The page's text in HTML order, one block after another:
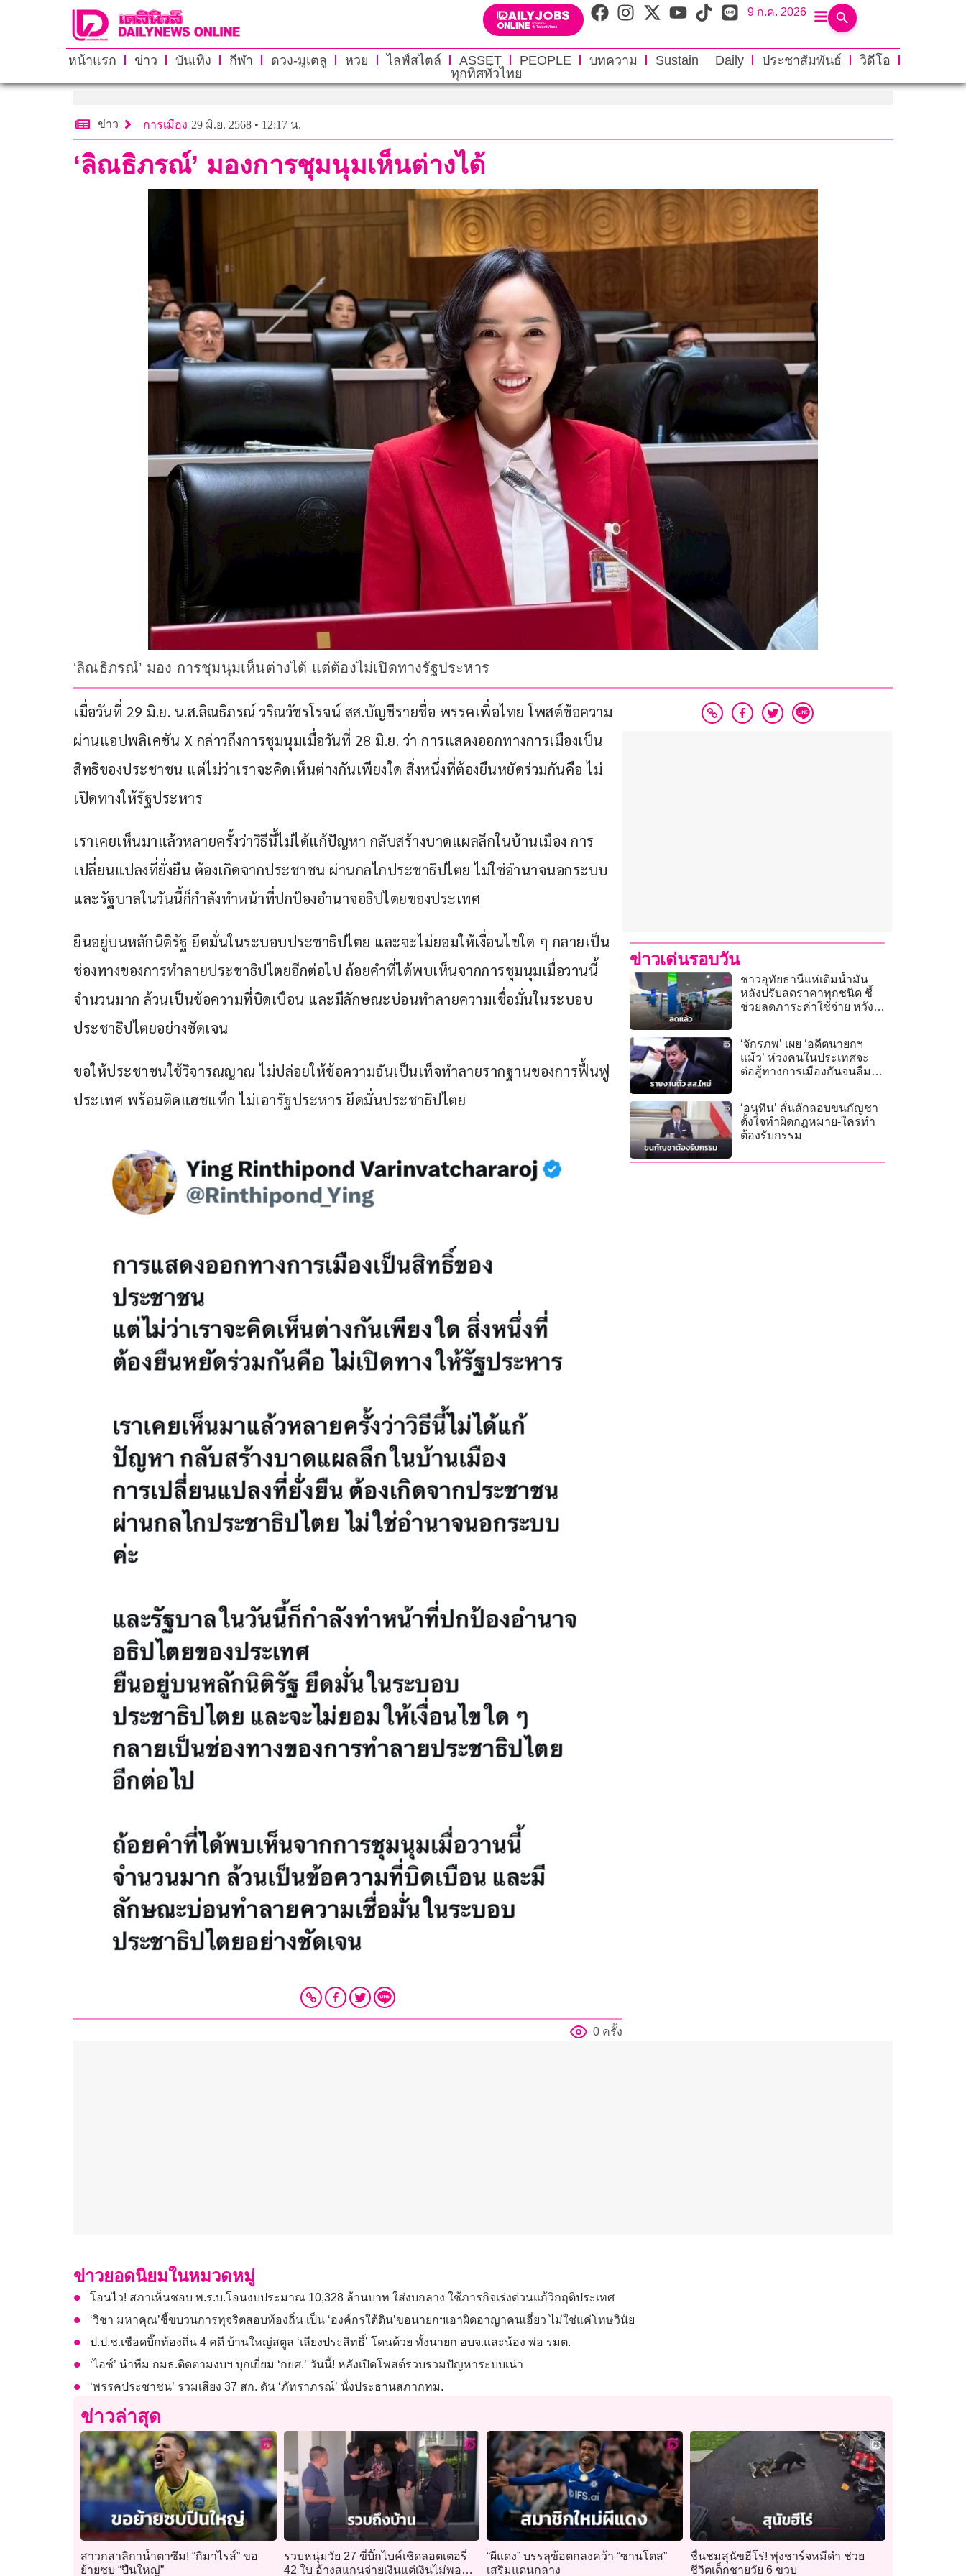
9 ก.ค. 2026
หน้าแรก ข่าว บันเทิง กีฬา ดวง-มูเตลู หวย ไลฟ์สไตล์ ASSET PEOPLE บทความ Sustain Daily ประชาสัมพันธ์
วิดีโอ
ทุกทิศทั่วไทย
ข่าว การเมือง 29 มิ.ย. 2568 • 12:17 น.
‘ลิณธิภรณ์’ มองการชุมนุมเห็นต่างได้
‘ลิณธิภรณ์’ มอง การชุมนุมเห็นต่างได้ แต่ต้องไม่เปิดทางรัฐประหาร
เมื่อวันที่ 29 มิ.ย. น.ส.ลิณธิภรณ์ วริณวัชรโรจน์ สส.บัญชีรายชื่อ พรรคเพื่อไทย โพสต์ข้อความ
ผ่านแอปพลิเคชัน X กล่าวถึงการชุมนุมเมื่อวันที่ 28 มิ.ย. ว่า การแสดงออกทางการเมืองเป็น
สิทธิของประชาชน แต่ไม่ว่าเราจะคิดเห็นต่างกันเพียงใด สิ่งหนึ่งที่ต้องยืนหยัดร่วมกันคือ ไม่
เปิดทางให้รัฐประหาร
เราเคยเห็นมาแล้วหลายครั้งว่าวิธีนี้ไม่ได้แก้ปัญหา กลับสร้างบาดแผลลึกในบ้านเมือง การ
เปลี่ยนแปลงที่ยั่งยืน ต้องเกิดจากประชาชน ผ่านกลไกประชาธิปไตย ไม่ใช่อำนาจนอกระบบ
และรัฐบาลในวันนี้ก็กำลังทำหน้าที่ปกป้องอำนาจอธิปไตยของประเทศ
ยืนอยู่บนหลักนิติรัฐ ยึดมั่นในระบอบประชาธิปไตย และจะไม่ยอมให้เงื่อนไขใด ๆ กลายเป็น
ช่องทางของการทำลายประชาธิปไตยอีกต่อไป ถ้อยคำที่ได้พบเห็นจากการชุมนุมเมื่อวานนี้
จำนวนมาก ล้วนเป็นข้อความที่บิดเบือน และมีลักษณะบ่อนทำลายความเชื่อมั่นในระบอบ
ประชาธิปไตยอย่างชัดเจน
ขอให้ประชาชนใช้วิจารณญาณ ไม่ปล่อยให้ข้อความอันเป็นเท็จทำลายรากฐานของการฟื้นฟู
ประเทศ พร้อมติดแฮชแท็ก ไม่เอารัฐประหาร ยึดมั่นประชาธิปไตย
0 ครั้ง
ข่าวเด่นรอบวัน
ชาวอุทัยธานีแห่เติมน้ำมัน
หลังปรับลดราคาทุกชนิด ชี้
ช่วยลดภาระค่าใช้จ่าย หวัง
‘จักรภพ’ เผย ‘อดีตนายกฯ
แม้ว’ ห่วงคนในประเทศจะ
ต่อสู้ทางการเมืองกันจนลืม
​​‘อนุทิน’ ลั่นลักลอบขนกัญชา
ตั้งใจทำผิดกฎหมาย-ใครทำ
ต้องรับกรรม
ข่าวยอดนิยมในหมวดหมู่
โอนไว! สภาเห็นชอบ พ.ร.บ.โอนงบประมาณ 10,328 ล้านบาท ใส่งบกลาง ใช้ภารกิจเร่งด่วนแก้วิกฤติประเทศ
‘วิชา มหาคุณ’ชี้ขบวนการทุจริตสอบท้องถิ่น เป็น ‘องค์กรใต้ดิน’ขอนายกฯเอาผิดอาญาคนเอี่ยว ไม่ใช่แค่โทษวินัย
ป.ป.ช.เชือดบิ๊กท้องถิ่น 4 คดี บ้านใหญ่สตูล ‘เลียงประสิทธิ์’ โดนด้วย ทั้งนายก อบจ.และน้อง พ่อ รมต.
‘ไอซ์’ นำทีม กมธ.ติดตามงบฯ บุกเยี่ยม ‘กยศ.’ วันนี้! หลังเปิดโพสต์รวบรวมปัญหาระบบเน่า
‘พรรคประชาชน’ รวมเสียง 37 สก. ดัน ‘ภัทราภรณ์’ นั่งประธานสภากทม.
ข่าวล่าสุด
สาวกสาลิกาน้ำตาซึม! “กิมาไรส์” ขอ
ย้ายซบ “ปืนใหญ่”
รวบหนุ่มวัย 27 ขี่บิ๊กไบค์เชิดลอตเตอรี่
42 ใบ อ้างสแกนจ่ายเงินแต่เงินไม่พอ
“ผีแดง” บรรลุข้อตกลงคว้า “ซานโตส”
เสริมแดนกลาง
ชื่นชมสุนัขฮีโร่! พุ่งชาร์จหมีดำ ช่วย
ชีวิตเด็กชายวัย 6 ขวบ